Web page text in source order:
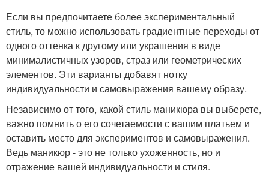
Если вы предпочитаете более экспериментальный
стиль, то можно использовать градиентные переходы от
одного оттенка к другому или украшения в виде
минималистичных узоров, страз или геометрических
элементов. Эти варианты добавят нотку
индивидуальности и самовыражения вашему образу.
Независимо от того, какой стиль маникюра вы выберете,
важно помнить о его сочетаемости с вашим платьем и
оставить место для экспериментов и самовыражения.
Ведь маникюр - это не только ухоженность, но и
отражение вашей индивидуальности и стиля.